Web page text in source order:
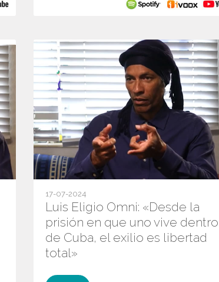
17-07-2024
Luis Eligio Omni: «Desde la
prisión en que uno vive dentro
de Cuba, el exilio es libertad
total»